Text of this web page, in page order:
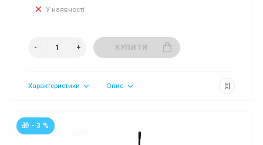
У наявності
КУПИТИ
Характеристики Опис
🎁 - 3 %